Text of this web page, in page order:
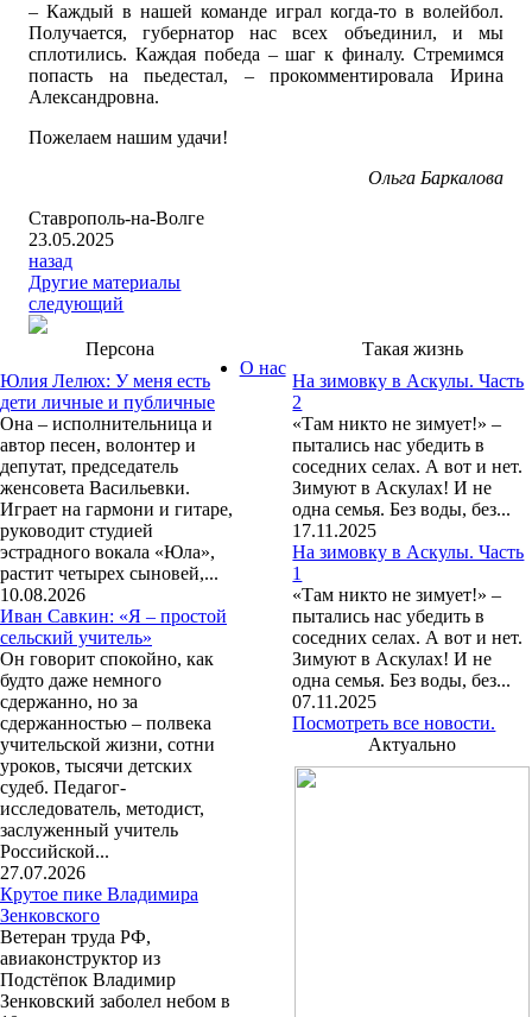
– Каждый в нашей команде играл когда-то в волейбол.
Получается, губернатор нас всех объединил, и мы
сплотились. Каждая победа – шаг к финалу. Стремимся
попасть на пьедестал, – прокомментировала Ирина
Александровна.
Пожелаем нашим удачи!
Ольга Баркалова
Ставрополь-на-Волге
23.05.2025
назад
Другие материалы
следующий
Персона
Юлия Лелюх: У меня есть
дети личные и публичные
Она – исполнительница и
автор песен, волонтер и
депутат, председатель
женсовета Васильевки.
Играет на гармони и гитаре,
руководит студией
эстрадного вокала «Юла»,
растит четырех сыновей,...
10.08.2026
Иван Савкин: «Я – простой
сельский учитель»
Он говорит спокойно, как
будто даже немного
сдержанно, но за
сдержанностью – полвека
учительской жизни, сотни
уроков, тысячи детских
судеб. Педагог-
исследователь, методист,
заслуженный учитель
Российской...
27.07.2026
Крутое пике Владимира
Зенковского
Ветеран труда РФ,
авиаконструктор из
Подстёпок Владимир
Зенковский заболел небом в
Такая жизнь
На зимовку в Аскулы. Часть
2
«Там никто не зимует!» –
пытались нас убедить в
соседних селах. А вот и нет.
Зимуют в Аскулах! И не
одна семья. Без воды, без...
17.11.2025
На зимовку в Аскулы. Часть
1
«Там никто не зимует!» –
пытались нас убедить в
соседних селах. А вот и нет.
Зимуют в Аскулах! И не
одна семья. Без воды, без...
07.11.2025
Посмотреть все новости.
Актуально
О нас